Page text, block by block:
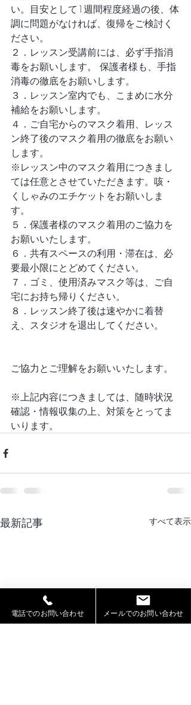
い。目安として1週間程度経過の後、体
調に問題がなければ、復帰をご検討く
ださい。
​２．レッスン受講前には、必ず手指消
毒をお願いします。 保護者様も、手指
消毒の徹底をお願いします。
​３．レッスン室内でも、こまめに水分
補給をお願いします。
​４．ご自宅からのマスク着用、レッス
ン終了後のマスク着用の徹底をお願い
します。
※レッスン中のマスク着用につきまし
ては任意とさせていただきます。咳・
くしゃみのエチケットをお願いしま
す。
​​５．保護者様のマスク着用のご協力を
お願いいたします。
​６．共有スペースの利用・滞在は、必
要最小限にとどめてください。
７．ゴミ、使用済みマスク等は、ご自
宅にお持ち帰りください。
８．レッスン終了後は速やかに着替
え、スタジオを退出してください。
ご協力とご理解をお願いいたします。
※上記内容につきましては、随時状況
確認・情報収集の上、対策をとってま
いります。
最新記事 すべて表示
電話でのお問い合わせ メールでのお問い合わせ